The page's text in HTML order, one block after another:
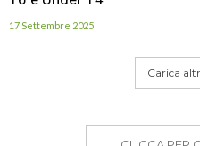
17 Settembre 2025
Carica